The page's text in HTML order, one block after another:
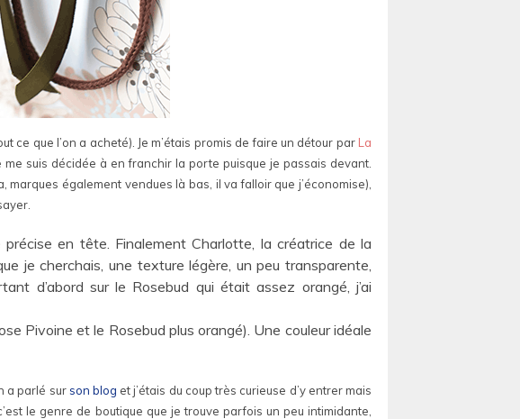
ce que l’on a acheté). Je m’étais promis de faire un détour par La
suis décidée à en franchir la porte puisque je passais devant.
également vendues là bas, il va falloir que j’économise),
en tête. Finalement Charlotte, la créatrice de la
je cherchais, une texture légère, un peu transparente,
d’abord sur le Rosebud qui était assez orangé, j’ai
Pivoine et le Rosebud plus orangé). Une couleur idéale
a parlé surson blog et j’étais du coup très curieuse d’y entrer mais
le genre de boutique que je trouve parfois un peu intimidante,